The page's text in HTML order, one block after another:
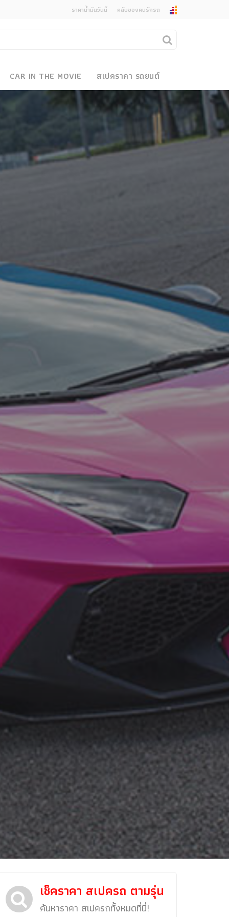
คุณต้องการยกเลิกการแจ้งเตือนข่าวสารเมื่อมีการ
อัพเดตใช่หรือไม่?
ราคาน้ำมันวันนี้ คลับของคนรักรถ
Sale
CAR IN THE MOVIE สเปคราคา รถยนต์
เช็คราคา สเปครถ ตามรุ่น
ค้นหาราคา สเปครถทั้งหมดที่นี่!